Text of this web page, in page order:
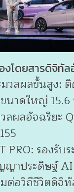
งโดยสารดิจิทั
วลผลขั้นสูง:
าดใหญ่ 15.6
ลผลอัจฉริยะ
PRO: รองรับ
ญาประดิษฐ์
ต่อวิถีชีวิตดิจิ